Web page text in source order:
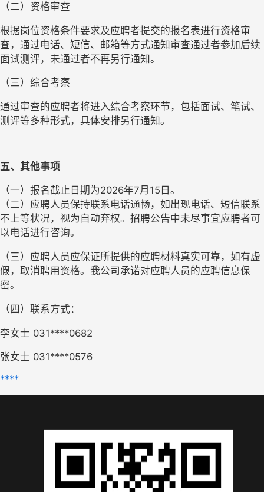
（二）资格审查
根据岗位资格条件要求及应聘者提交的报名表进行资格审
查，通过电话、短信、邮箱等方式通知审查通过者参加后续
面试测评，未通过者不再另行通知。
（三）综合考察
通过审查的应聘者将进入综合考察环节，包括面试、笔试、
测评等多种形式，具体安排另行通知。
五、其他事项
（一）报名截止日期为2026年7月15日。
（二）应聘人员保持联系电话通畅，如出现电话、短信联系
不上等状况，视为自动弃权。招聘公告中未尽事宜应聘者可
以电话进行咨询。
（三）应聘人员应保证所提供的应聘材料真实可靠，如有虚
假，取消聘用资格。我公司承诺对应聘人员的应聘信息保
密。
（四）联系方式：
李女士 031****0682
张女士 031****0576
****